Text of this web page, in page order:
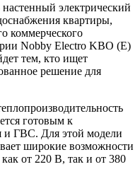
электрический
квартиры,
коммерческого
Nobby Electro KBO (E)
тем, кто ищет
решение для
готовым к
и ГВС. Для этой модели
широкие возможности
от 220 В, так и от 380